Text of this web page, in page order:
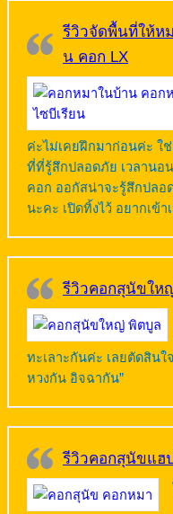
รีวิวจัดพื้นที่ให้ห
น คอก LX
ค่ะไม่เคยฝึกมาก่อนค่ะ ใ
ที่ที่รู้สึกปลอดภัย เวลานอ
คอก ออกัสน่าจะรู้สึกปลอ
นะคะ เปิดทิ้งไว้ อยากเข้า
รีวิวคอกสุนัขให
ทะเลาะกันค่ะ เลยตัดสินใ
หวงกัน อิจฉากัน”
รีวิวคอกสุนัขแฮ